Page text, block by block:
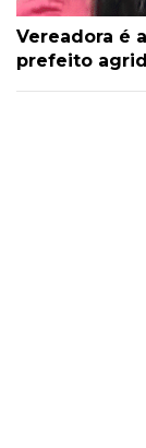
Vereadora é
prefeito